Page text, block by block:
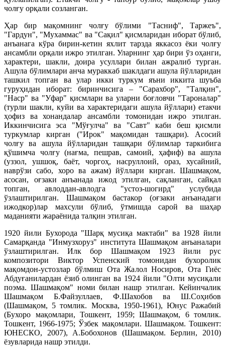
чолғу орқали созланган.
Ҳар бир мақомнинг чолғу бўлими "Тасниф", Таржеъ",
"Гардун", "Мухаммас" ва "Сақил" қисмларидан иборат бўлиб,
анъанага кўра бирин-кетин яхлит тарзда яккасоз ёки чолғу
ансамбли орқали ижро этилган. Уларнинг ҳар бири ўз оҳанги,
характери, шакли, доира усуллари билан ажралиб турган.
Ашула бўлимлари анча мураккаб шаклдаги ашула йўлларидан
ташкил топган ва улар икки туркум яъни иккита шуъба
гуруҳидан иборат: биринчисига – "Сарахбор", "Талқин",
"Наср" ва "Уфар" қисмлари ва уларни боғловчи "Тароналар"
(турли шакли, куйи ва характеридаги ашула йўллари) етакчи
ҳофиз ва хонандалар ансамбли томонидан ижро этилган.
Иккинчисига эса "Мўғулча" ва "Савт" каби беш қисмли
туркумлар кирган ("Ирок" мақомидан ташқари). Асосий
чолғу ва ашула йўлларидан ташқари бўлимлар таркибига
қўшимча чолғу (нағма, пешрав, самоий, ҳафиф) ва ашула
(уззол, ушшоқ, баёт, чоргоҳ, насруллоий, ораз, хусайний,
наврўзи сабо, хоро ва ажам) йўллари кирган. Шашмақом,
асосан, оғзаки анъанада ижод этилган, сақланган, сайқал
топган, авлоддан-авлодга "устоз-шогирд" услубида
ўзлаштирилган. Шашмақом бастакор (оғзаки анъанадаги
ижодкор)лар махсули бўлиб, ўтмишда сарой ва шаҳар
маданияти жараёнида талқин этилган.
1920 йили Бухорода "Шарқ мусиқа мактаби" ва 1928 йили
Самарқанда "Инмузхоруз" института Шашмақом анъаналари
ўзлаштирилган. Илк бор Шашмақом 1923 йили рус
композитори Виктор Успенский томонидан бухоролик
мақомдон-устозлар бўлмиш Ота Жалол Носиров, Ота Гиёс
Абдуғанилардан ёзиб олинган ва 1924 йили "Олти мусиқали
поэма. Шашмақом" номи билан нашр этилган. Кейинчалик
Шашмақом Б.Файзуллаев, Ф.Шахобов ва Ш.Соҳибов
(Шашмақом, 5 томлик. Москва, 1950-1961), Юнус Ражабий
(Бухоро мақомлари, Тошкент, 1959; Шашмақом, 6 томлик.
Тошкент, 1966-1975; Ўзбек мақомлари. Шашмақом. Тошкент:
ЮНЕСКО, 2007), А.Бобохонов (Шашмақом. Берлин, 2010)
ёзувларида нашр этилди.